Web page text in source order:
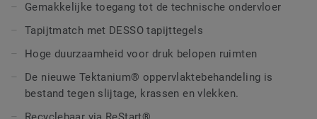
gemaakt en kunnen gemakkelijk worden geïnstalleerd en
gedemonteerd, zodat de technische ondervloer snel
prestaties in ruimtes dempen geluidsniveaus voor betere
concentratie, productiviteit en ontspanning. De nieuwe
Tektanium® oppervlaktebehandeling biedt een
Gemakkelijke toegang tot de technische ondervloer
Tapijtmatch met DESSO tapijttegels
Hoge duurzaamheid voor druk belopen ruimten
De nieuwe Tektanium® oppervlaktebehandeling is
bestand tegen slijtage, krassen en vlekken.